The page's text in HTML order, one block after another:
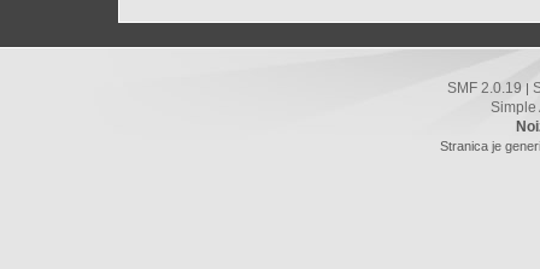
SMF 2.0.19 |
Simple
Stranica je